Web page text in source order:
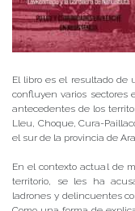
El libro es el resultado de
confluyen varios sectores
antecedentes de los
Lleu, Choque, Cura-
el sur de la provincia de
En el contexto actual de
territorio, se les ha
ladrones y delincuentes